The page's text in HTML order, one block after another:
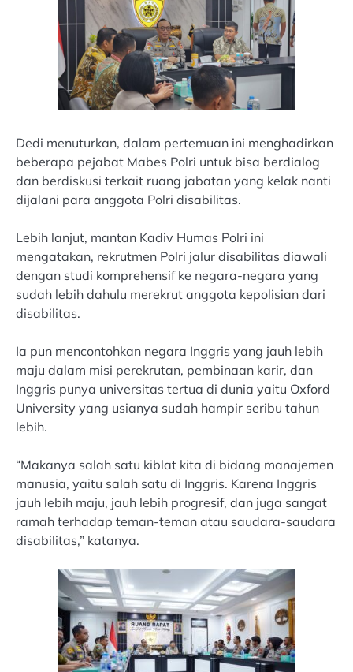
Dedi menuturkan, dalam pertemuan ini menghadirkan
beberapa pejabat Mabes Polri untuk bisa berdialog
dan berdiskusi terkait ruang jabatan yang kelak nanti
dijalani para anggota Polri disabilitas.
Lebih lanjut, mantan Kadiv Humas Polri ini
mengatakan, rekrutmen Polri jalur disabilitas diawali
dengan studi komprehensif ke negara-negara yang
sudah lebih dahulu merekrut anggota kepolisian dari
disabilitas.
Ia pun mencontohkan negara Inggris yang jauh lebih
maju dalam misi perekrutan, pembinaan karir, dan
Inggris punya universitas tertua di dunia yaitu Oxford
University yang usianya sudah hampir seribu tahun
lebih.
“Makanya salah satu kiblat kita di bidang manajemen
manusia, yaitu salah satu di Inggris. Karena Inggris
jauh lebih maju, jauh lebih progresif, dan juga sangat
ramah terhadap teman-teman atau saudara-saudara
disabilitas,” katanya.